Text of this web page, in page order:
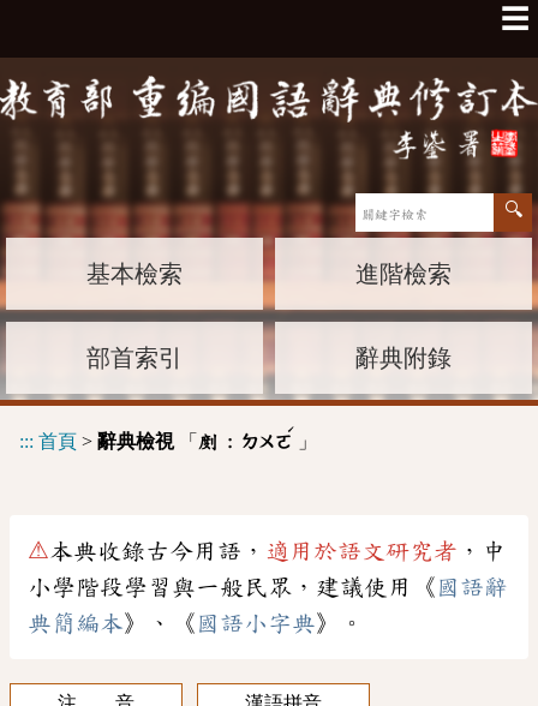
☰
基本檢索 進階檢索
部首索引 辭典附錄
::: 首頁 > 辭典檢視「 剫 : ㄉㄨㄛ
ˊ
」
⚠本典收錄古今用語， 適用於語文研究者 ，中
小學階段學習與一般民眾，建議使用《 國語辭
典簡編本》、《 國語小字典》。